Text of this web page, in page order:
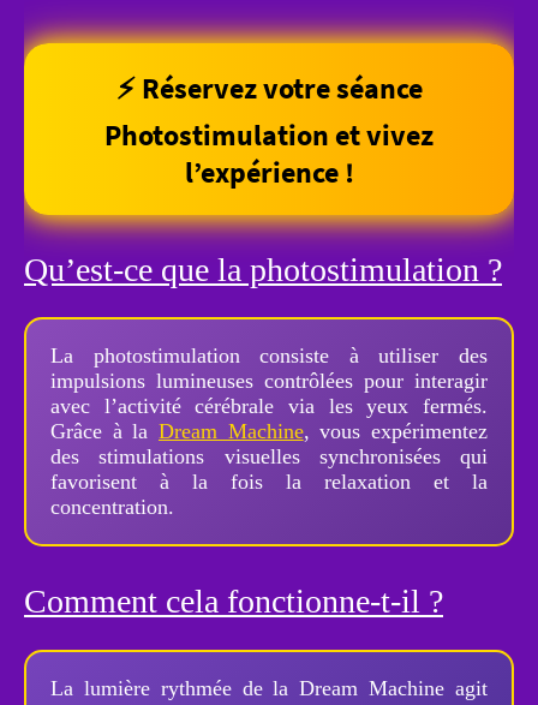
⚡ Réservez votre séance
Photostimulation et vivez
l’expérience !
Qu’est-ce que la photostimulation ?
La photostimulation consiste à utiliser des
impulsions lumineuses contrôlées pour interagir
avec l’activité cérébrale via les yeux fermés.
Grâce à la Dream Machine, vous expérimentez
des stimulations visuelles synchronisées qui
favorisent à la fois la relaxation et la
concentration.
Comment cela fonctionne-t-il ?
La lumière rythmée de la Dream Machine agit